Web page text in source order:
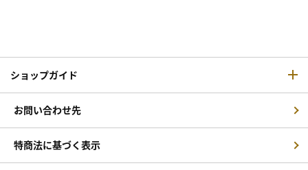
ショップガイド
お問い合わせ先
特商法に基づく表示